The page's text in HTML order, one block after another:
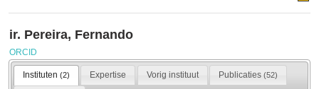
ir. Pereira, Fernando
ORCID
Instituten (2) Expertise Vorig instituut Publicaties (52)